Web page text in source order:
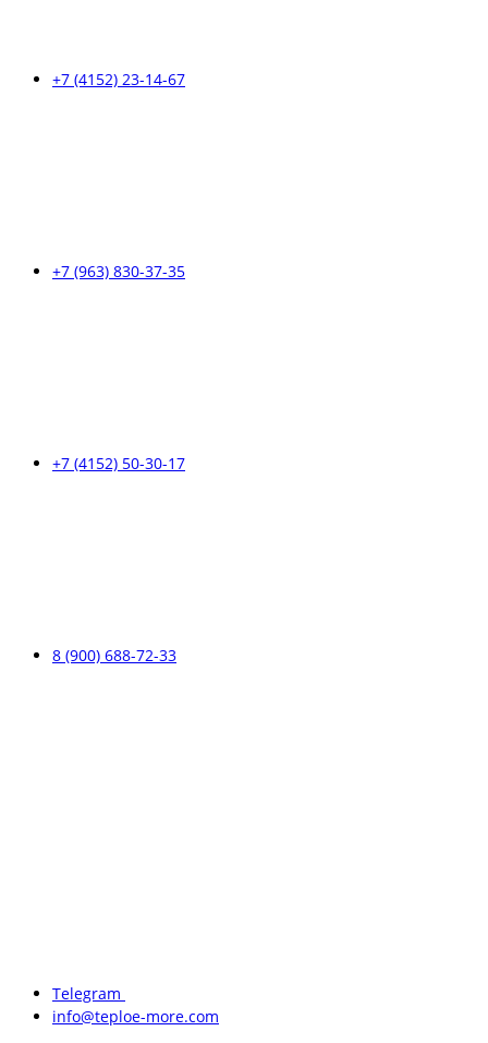
+7 (4152) 23-14-67
+7 (963) 830-37-35
+7 (4152) 50-30-17
8 (900) 688-72-33
Telegram
info@teploe-more.com